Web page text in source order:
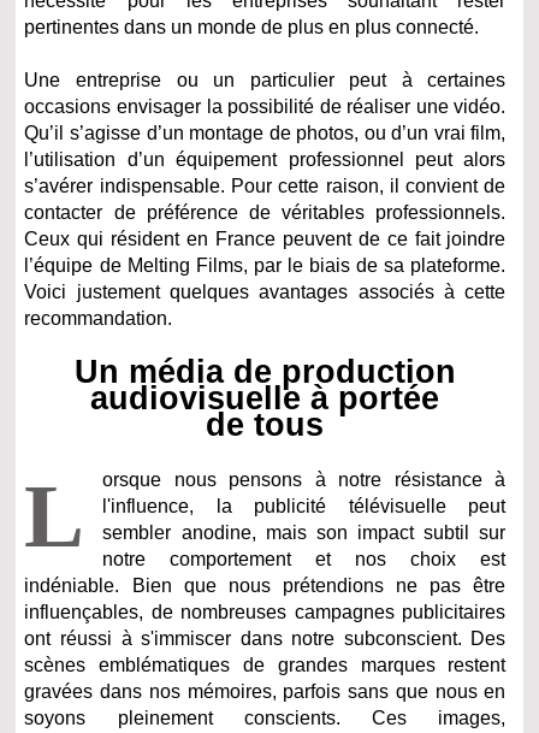
pertinentes dans un monde de plus en plus connecté.
Une entreprise ou un particulier peut à certaines
occasions envisager la possibilité de réaliser une vidéo.
Qu’il s’agisse d’un montage de photos, ou d’un vrai film,
l’utilisation d’un équipement professionnel peut alors
s’avérer indispensable. Pour cette raison, il convient de
contacter de préférence de véritables professionnels.
Ceux qui résident en France peuvent de ce fait joindre
l’équipe de Melting Films, par le biais de sa plateforme.
Voici justement quelques avantages associés à cette
recommandation.
Un média de production
audiovisuelle à portée
de tous
L
orsque nous pensons à notre résistance à
l'influence, la publicité télévisuelle peut
sembler anodine, mais son impact subtil sur
notre comportement et nos choix est
indéniable. Bien que nous prétendions ne pas être
influençables, de nombreuses campagnes publicitaires
ont réussi à s'immiscer dans notre subconscient. Des
scènes emblématiques de grandes marques restent
gravées dans nos mémoires, parfois sans que nous en
soyons pleinement conscients. Ces images,